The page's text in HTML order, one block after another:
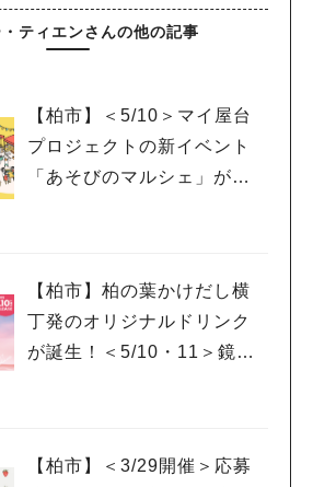
ティエンさんの他の記事
【柏市】＜5/10＞マイ屋台
プロジェクトの新イベント
「あそびのマルシェ」が登
【柏市】柏の葉かけだし横
丁発のオリジナルドリンク
が誕生！＜5/10・11＞鏡開
【柏市】＜3/29開催＞応募